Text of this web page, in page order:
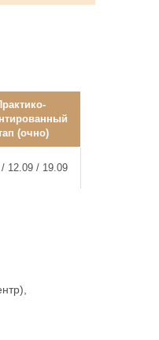
(очно)
12.09 / 19.09